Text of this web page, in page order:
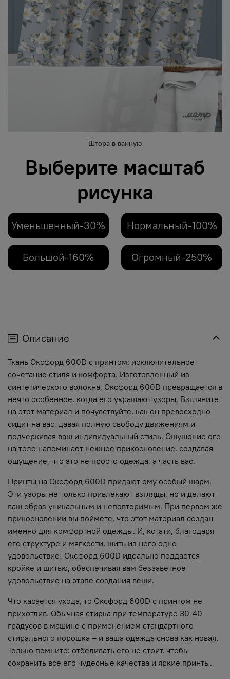
Штора в ванную
Выберите масштаб
рисунка
Уменьшенный-30% Нормальный-100%
Большой-160% Огромный-250%
Описание
Ткань Оксфорд 600D с принтом: исключительное
сочетание стиля и комфорта. Изготовленный из
синтетического волокна, Оксфорд 600D превращается в
нечто особенное, когда его украшают узоры. Взгляните
на этот материал и почувствуйте, как он превосходно
сидит на вас, давая полную свободу движениям и
подчеркивая ваш индивидуальный стиль. Ощущение его
на теле напоминает нежное прикосновение, создавая
ощущение, что это не просто одежда, а часть вас.
Принты на Оксфорд 600D придают ему особый шарм.
Эти узоры не только привлекают взгляды, но и делают
ваш образ уникальным и неповторимым. При первом же
прикосновении вы поймете, что этот материал создан
именно для комфортной одежды. И, кстати, благодаря
его структуре и мягкости, шить из него одно
удовольствие! Оксфорд 600D идеально поддается
кройке и шитью, обеспечивая вам беззаветное
удовольствие на этапе создания вещи.
Что касается ухода, то Оксфорд 600D с принтом не
прихотлив. Обычная стирка при температуре 30-40
градусов в машине с применением стандартного
стирального порошка – и ваша одежда снова как новая.
Только помните: отбеливать его не стоит, чтобы
сохранить все его чудесные качества и яркие принты.